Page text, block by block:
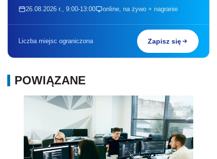
26.08.2026 r., 9:00-13:00 online, na żywo + nagranie
Liczba miejsc ograniczona Zapisz się
POWIĄZANE